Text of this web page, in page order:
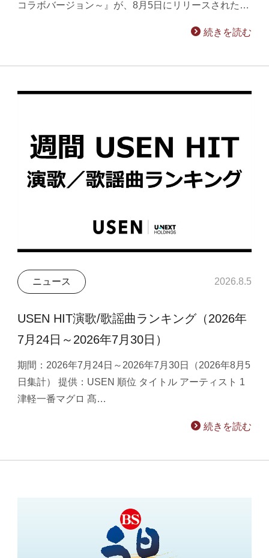
コラボバージョン～』が、8月5日にリリースされた…
続きを読む
ニュース 2026.8.5
USEN HIT演歌/歌謡曲ランキング（2026年
7月24日～2026年7月30日）
期間：2026年7月24日～2026年7月30日（2026年8月5
日集計） 提供：USEN 順位 タイトル アーティスト 1
津軽一番マグロ 髙…
続きを読む